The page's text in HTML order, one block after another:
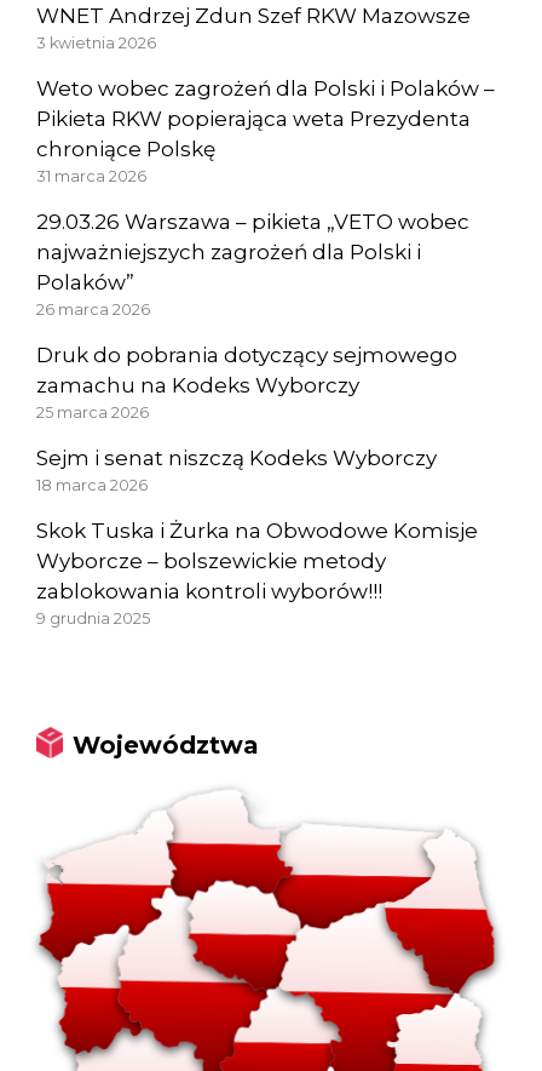
WNET Andrzej Zdun Szef RKW Mazowsze
3 kwietnia 2026
Weto wobec zagrożeń dla Polski i Polaków –
Pikieta RKW popierająca weta Prezydenta
chroniące Polskę
31 marca 2026
29.03.26 Warszawa – pikieta „VETO wobec
najważniejszych zagrożeń dla Polski i
Polaków”
26 marca 2026
Druk do pobrania dotyczący sejmowego
zamachu na Kodeks Wyborczy
25 marca 2026
Sejm i senat niszczą Kodeks Wyborczy
18 marca 2026
Skok Tuska i Żurka na Obwodowe Komisje
Wyborcze – bolszewickie metody
zablokowania kontroli wyborów!!!
9 grudnia 2025
Województwa